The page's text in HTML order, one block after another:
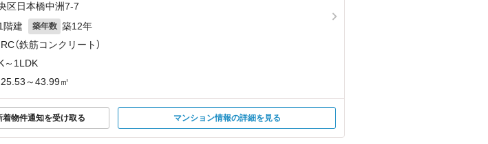
区日本橋中洲7-7
階建 築年数 築12年
RC（鉄筋コンクリート）
～1LDK
25.53～43.99㎡
物件通知を受け取る マンション情報の詳細を見る